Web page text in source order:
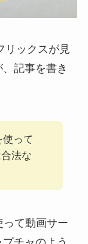
リックスが見
記事を書き
って
法な
て動画サー